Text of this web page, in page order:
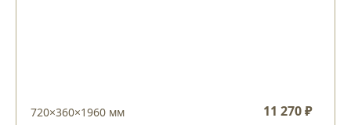
720×360×1960 мм 11 270 ₽